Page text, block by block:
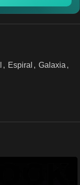
, Espiral , Galaxia ,